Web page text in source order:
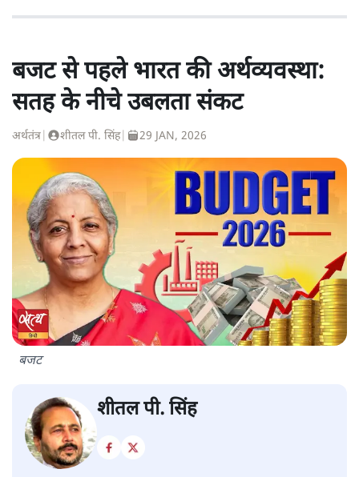
बजट से पहले भारत की अर्थव्यवस्था:
सतह के नीचे उबलता संकट
अर्थतंत्र शीतल पी. सिंह| 29 JAN, 2026
बजट
शीतल पी. सिंह